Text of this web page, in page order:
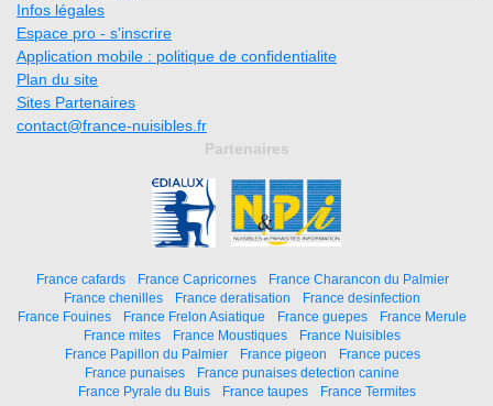
Infos légales
Espace pro - s'inscrire
Application mobile : politique de confidentialite
Plan du site
Sites Partenaires
contact@france-nuisibles.fr
Partenaires
France cafards France Capricornes
France Charancon du Palmier
France chenilles
France deratisation
France desinfection
France Fouines
France Frelon Asiatique France guepes
France Merule
France mites
France Moustiques
France Nuisibles
France Papillon du Palmier
France pigeon
France puces
France punaises
France punaises detection canine
France Pyrale du Buis
France taupes France Termites